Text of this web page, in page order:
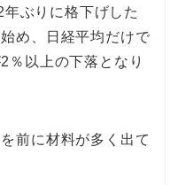
ぶりに格下げした
め、日経平均だけで
％以上の下落となり
前に材料が多く出て